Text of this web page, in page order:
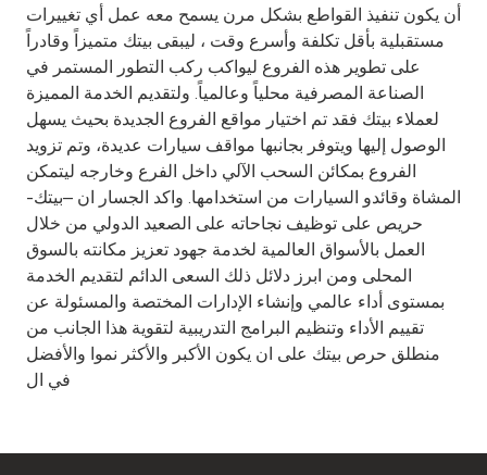
أن يكون تنفيذ القواطع بشكل مرن يسمح معه عمل أي تغييرات
مستقبلية بأقل تكلفة وأسرع وقت ، ليبقى بيتك متميزاً وقادراً
على تطوير هذه الفروع ليواكب ركب التطور المستمر في
الصناعة المصرفية محلياً وعالمياً. ولتقديم الخدمة المميزة
لعملاء بيتك فقد تم اختيار مواقع الفروع الجديدة بحيث يسهل
الوصول إليها ويتوفر بجانبها مواقف سيارات عديدة، وتم تزويد
الفروع بمكائن السحب الآلي داخل الفرع وخارجه ليتمكن
المشاة وقائدو السيارات من استخدامها. واكد الجسار ان –بيتك-
حريص على توظيف نجاحاته على الصعيد الدولي من خلال
العمل بالأسواق العالمية لخدمة جهود تعزيز مكانته بالسوق
المحلى ومن ابرز دلائل ذلك السعى الدائم لتقديم الخدمة
بمستوى أداء عالمي وإنشاء الإدارات المختصة والمسئولة عن
تقييم الأداء وتنظيم البرامج التدريبية لتقوية هذا الجانب من
منطلق حرص بيتك على ان يكون الأكبر والأكثر نموا والأفضل
في ال